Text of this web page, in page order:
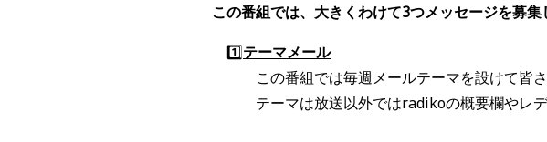
この番組では、大きくわけて3つメッセージを募集
1️⃣テーマメール
この番組では毎週メールテーマを設けて皆さ
テーマは放送以外ではradikoの概要欄やレデ